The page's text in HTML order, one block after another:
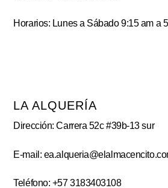
Horarios: Lunes a Sábado 9:15 am a
LA ALQUERÍA
Dirección: Carrera 52c #39b-13 sur
E-mail:
Teléfono: +57 3183403108